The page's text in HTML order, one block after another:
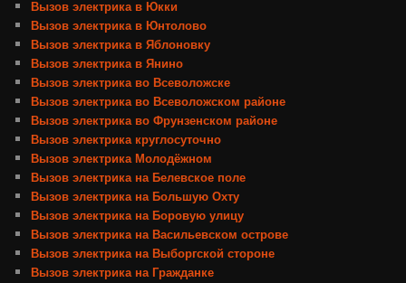
Вызов электрика в Юкки
Вызов электрика в Юнтолово
Вызов электрика в Яблоновку
Вызов электрика в Янино
Вызов электрика во Всеволожске
Вызов электрика во Всеволожском районе
Вызов электрика во Фрунзенском районе
Вызов электрика круглосуточно
Вызов электрика Молодёжном
Вызов электрика на Белевское поле
Вызов электрика на Большую Охту
Вызов электрика на Боровую улицу
Вызов электрика на Васильевском острове
Вызов электрика на Выборгской стороне
Вызов электрика на Гражданке